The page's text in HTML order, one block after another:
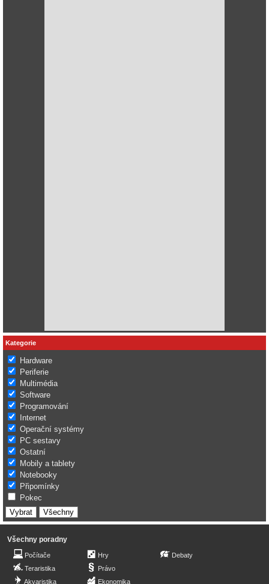
Kategorie
Hardware
Periferie
Multimédia
Software
Programování
Internet
Operační systémy
PC sestavy
Ostatní
Mobily a tablety
Notebooky
Připomínky
Pokec
Všechny poradny
Počítače
Teraristika
Akvaristika
Hry
Právo
Ekonomika
Debaty